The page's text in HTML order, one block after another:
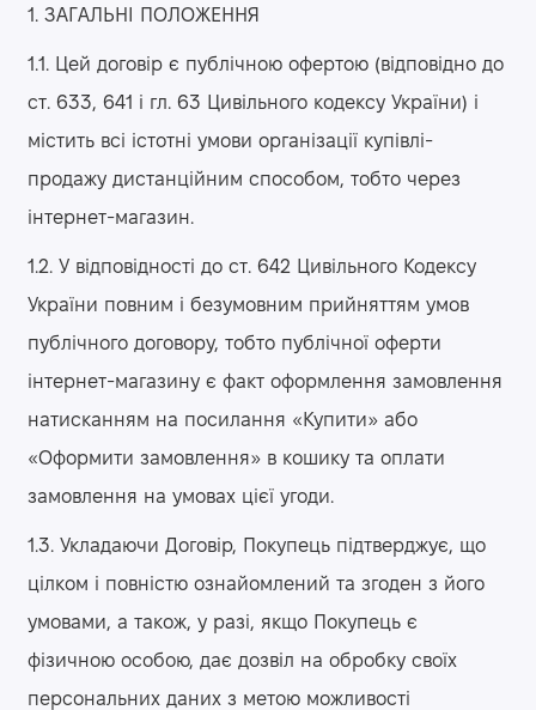
1. ЗАГАЛЬНІ ПОЛОЖЕННЯ
1.1. Цей договір є публічною офертою (відповідно до
ст. 633, 641 і гл. 63 Цивільного кодексу України) і
містить всі істотні умови організації купівлі-
продажу дистанційним способом, тобто через
інтернет-магазин.
1.2. У відповідності до ст. 642 Цивільного Кодексу
України повним і безумовним прийняттям умов
публічного договору, тобто публічної оферти
інтернет-магазину є факт оформлення замовлення
натисканням на посилання «Купити» або
«Оформити замовлення» в кошику та оплати
замовлення на умовах цієї угоди.
1.3. Укладаючи Договір, Покупець підтверджує, що
цілком і повністю ознайомлений та згоден з його
умовами, а також, у разі, якщо Покупець є
фізичною особою, дає дозвіл на обробку своїх
персональних даних з метою можливості